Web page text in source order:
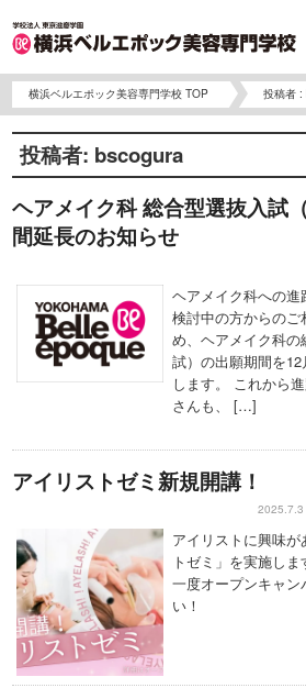
横浜ベルエポック美容専門学校 TOP 投稿者
投稿者: bscogura
ヘアメイク科 総合型選抜入試
間延長のお知らせ
ヘアメイク科への
検討中の方からの
め、ヘアメイク科
試）の出願期間を
します。 これから
さんも、 […]
アイリストゼミ新規開講！
2025.7.3
アイリストに興味
トゼミ」を実施し
一度オープンキャン
い！